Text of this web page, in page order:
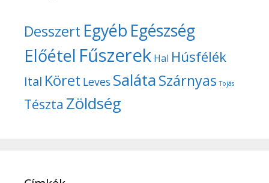
Desszert Egyéb Egészség
Előétel Fűszerek Hal Húsfélék
Ital Köret Leves SalátaSzárnyas Tojás
Tészta Zöldség